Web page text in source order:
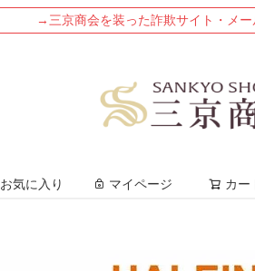
→三京商会を装った詐欺サイト・メ
お気に入り マイページ カー